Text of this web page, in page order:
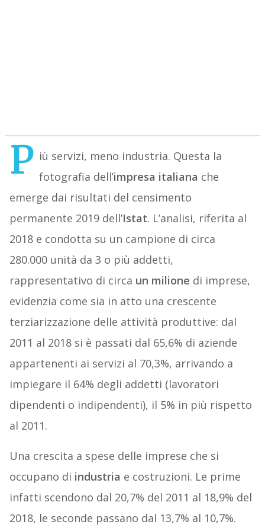
P iù servizi, meno industria. Questa la
fotografia dell’impresa italiana che
emerge dai risultati del censimento
permanente 2019 dell’Istat. L’analisi, riferita al
2018 e condotta su un campione di circa
280.000 unità da 3 o più addetti,
rappresentativo di circa un milione di imprese,
evidenzia come sia in atto una crescente
terziarizzazione delle attività produttive: dal
2011 al 2018 si è passati dal 65,6% di aziende
appartenenti ai servizi al 70,3%, arrivando a
impiegare il 64% degli addetti (lavoratori
dipendenti o indipendenti), il 5% in più rispetto
al 2011.
Una crescita a spese delle imprese che si
occupano di industria e costruzioni. Le prime
infatti scendono dal 20,7% del 2011 al 18,9% del
2018, le seconde passano dal 13,7% al 10,7%.